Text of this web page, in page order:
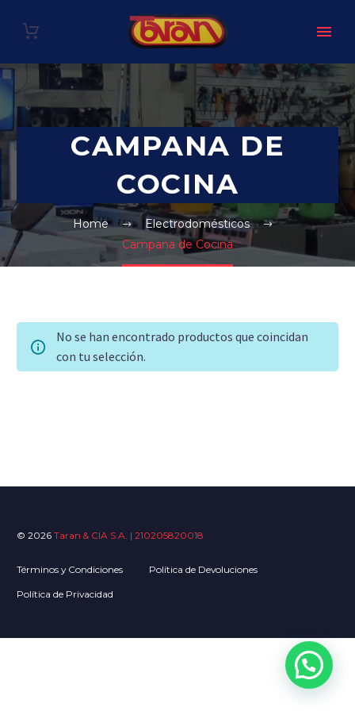
CAMPANA DE
COCINA
Home
Electrodomésticos
Campana de Cocina
No se han encontrado productos que coincidan
con tu selección.
© 2026 Taran & CIA S.A. | 210205820018
Términos y Condiciones Política de Devoluciones
Política de Privacidad